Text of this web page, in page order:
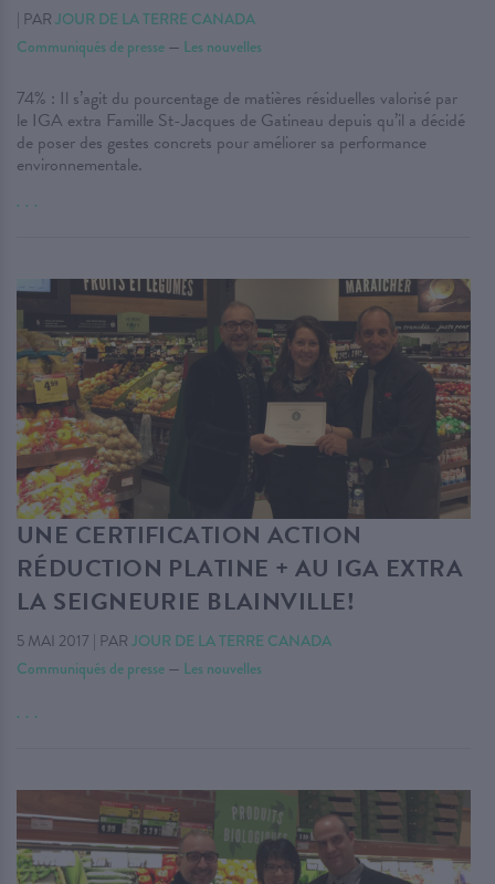
| PAR JOUR DE LA TERRE CANADA
Communiqués de presse — Les nouvelles
74% : Il s’agit du pourcentage de matières résiduelles valorisé par
le IGA extra Famille St-Jacques de Gatineau depuis qu’il a décidé
de poser des gestes concrets pour améliorer sa performance
environnementale.
. . .
UNE CERTIFICATION ACTION
RÉDUCTION PLATINE + AU IGA EXTRA
LA SEIGNEURIE BLAINVILLE!
5 MAI 2017 | PAR JOUR DE LA TERRE CANADA
Communiqués de presse — Les nouvelles
. . .